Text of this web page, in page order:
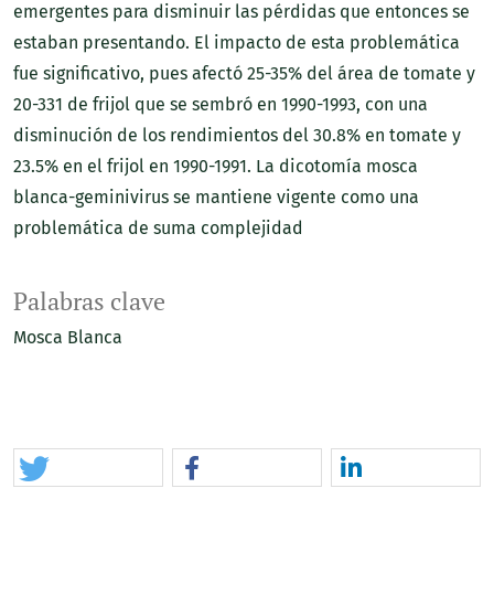
Palabras clave
Mosca Blanca
emergentes para disminuir las pérdidas que entonces se
estaban presentando. El impacto de esta problemática
fue significativo, pues afectó 25-35% del área de tomate y
20-331 de frijol que se sembró en 1990-1993, con una
disminución de los rendimientos del 30.8% en tomate y
23.5% en el frijol en 1990-1991. La dicotomía mosca
blanca-geminivirus se mantiene vigente como una
problemática de suma complejidad